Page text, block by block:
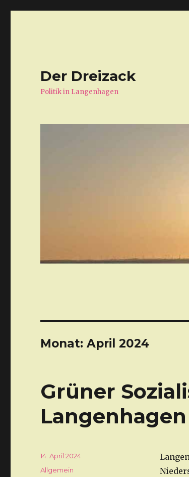
Der Dreizack
Politik in Langenhagen
Monat: April 2024
Grüner
Langenhagen
Veröffentlicht
am
14. April 2024
Kategorien
Allgemein